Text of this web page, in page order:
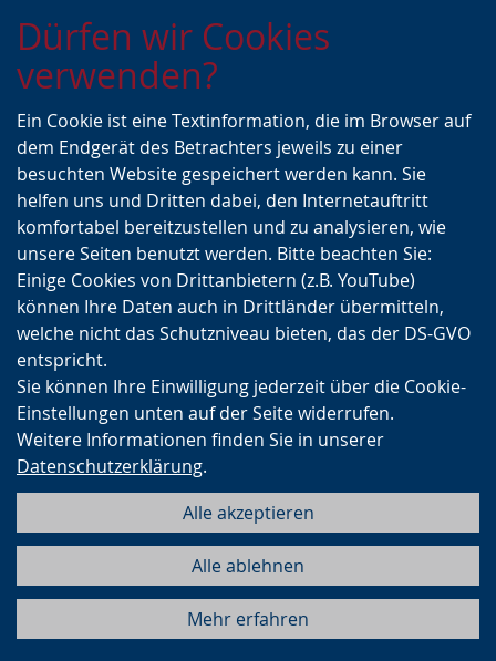
Zur
Hauptnavigation
Zur
Seitennavigation
Zum
Inhalt
Dürfen wir Cookies
verwenden?
Ein Cookie ist eine Textinformation, die im Browser auf
dem Endgerät des Betrachters jeweils zu einer
besuchten Website gespeichert werden kann. Sie
helfen uns und Dritten dabei, den Internetauftritt
komfortabel bereitzustellen und zu analysieren, wie
unsere Seiten benutzt werden. Bitte beachten Sie:
Einige Cookies von Drittanbietern (z.B. YouTube)
können Ihre Daten auch in Drittländer übermitteln,
welche nicht das Schutzniveau bieten, das der DS-GVO
entspricht.
Sie können Ihre Einwilligung jederzeit über die Cookie-
Einstellungen unten auf der Seite widerrufen.
Weitere Informationen finden Sie in unserer
Datenschutzerklärung.
Alle akzeptieren
Alle ablehnen
Mehr erfahren